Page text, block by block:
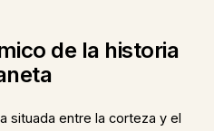
de la historia
situada entre la corteza y el